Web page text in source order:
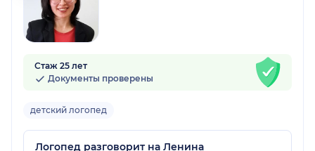
Стаж 25 лет
Документы проверены
детский логопед
Логопед разговорит на Ленина